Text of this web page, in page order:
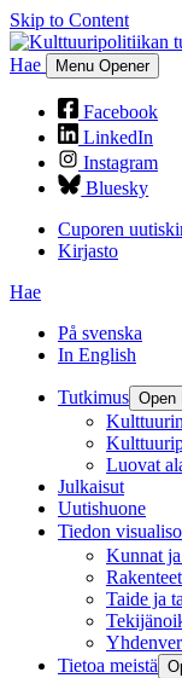
Skip to Content
Hae Menu Opener
Facebook
LinkedIn
Instagram
Bluesky
Cuporen
Kirjasto
Hae
På svenska
In English
Tutkimus Open
Luovat
Julkaisut
Uutishuone
Tiedon
Kunnat
Taide ja
Tietoa meistä